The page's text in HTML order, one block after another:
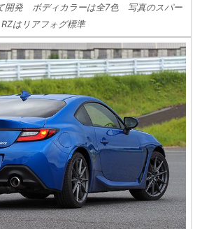
開発 ボディカラーは全7色 写真のスパー
はリアフォグ標準